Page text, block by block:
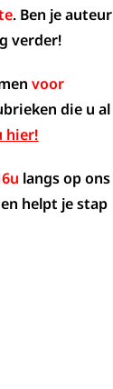
. Ben je auteur
verder!
voor
die u al
hier!
langs op ons
helpt je stap